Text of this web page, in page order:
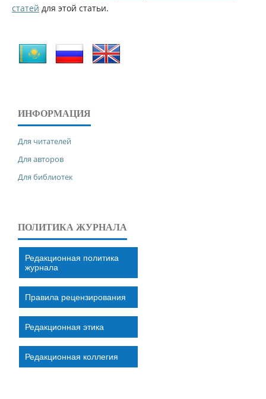
статей для этой статьи.
ИНФОРМАЦИЯ
Для читателей
Для авторов
Для библиотек
ПОЛИТИКА ЖУРНАЛА
Редакционная политика
журнала
Правила рецензирования
Редакционная этика
Редакционная коллегия